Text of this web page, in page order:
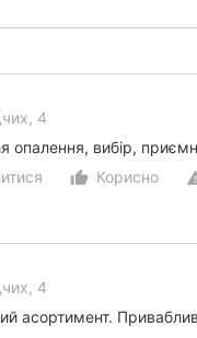
4
опалення, вибір,
thumb_up_alt
Корисно
4
асортимент.